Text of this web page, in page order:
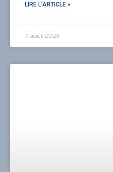
LIRE L'ARTICLE »
7 août 2026